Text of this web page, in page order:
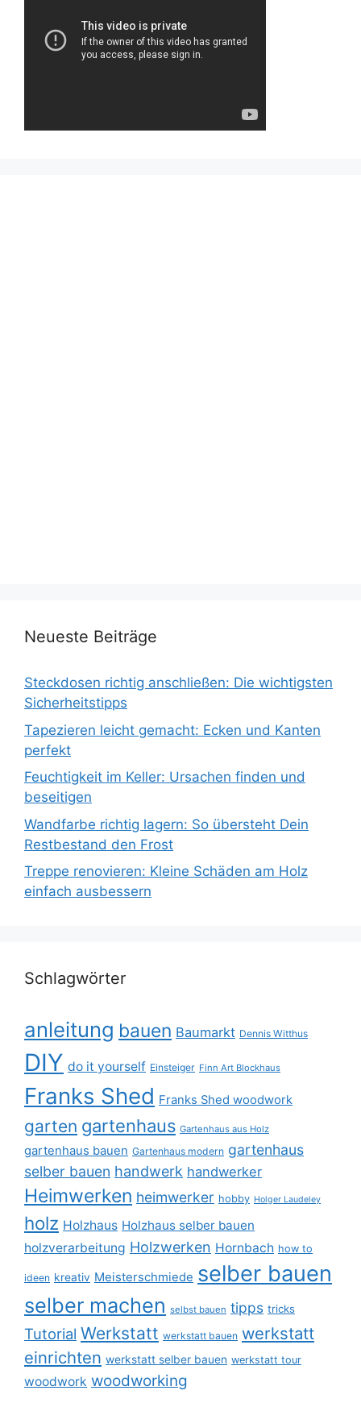
Neueste Beiträge
Steckdosen richtig anschließen: Die wichtigsten
Sicherheitstipps
Tapezieren leicht gemacht: Ecken und Kanten
perfekt
Feuchtigkeit im Keller: Ursachen finden und
beseitigen
Wandfarbe richtig lagern: So übersteht Dein
Restbestand den Frost
Treppe renovieren: Kleine Schäden am Holz
einfach ausbessern
Schlagwörter
anleitung bauen Baumarkt Dennis Witthus
DIY do it yourself Einsteiger Finn Art Blockhaus
Franks Shed Franks Shed woodwork
garten gartenhaus Gartenhaus aus Holz
gartenhaus bauen Gartenhaus modern gartenhaus
selber bauen handwerk handwerker
Heimwerken heimwerker hobby Holger Laudeley
holz Holzhaus Holzhaus selber bauen
holzverarbeitung Holzwerken Hornbach how to
ideen kreativ Meisterschmiede selber bauen
selber machen selbst bauen tipps tricks
Tutorial Werkstatt werkstatt bauen werkstatt
einrichten werkstatt selber bauen werkstatt tour
woodwork woodworking